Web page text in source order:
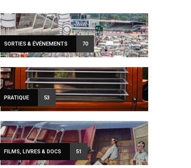
SORTIES & ÉVÉNEMENTS 70
PRATIQUE 53
FILMS, LIVRES & DOCS 51